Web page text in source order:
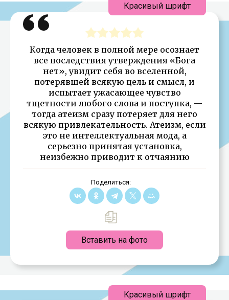
Когда человек в полной мере осознает
все последствия утверждения «Бога
нет», увидит себя во вселенной,
потерявшей всякую цель и смысл, и
испытает ужасающее чувство
тщетности любого слова и поступка, —
тогда атеизм сразу потеряет для него
всякую привлекательность. Атеизм, если
это не интеллектуальная мода, а
серьезно принятая установка,
неизбежно приводит к отчаянию
Поделиться:
Вставить на фото
Красивый шрифт
Красивый шрифт